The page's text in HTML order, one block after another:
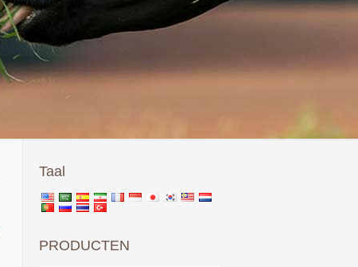
Taal
PRODUCTEN